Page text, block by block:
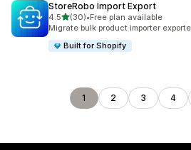
StoreRobo Import Export
4.5เต็ม 5 ดาว
(30)
ทั้งหมด 30 รีวิว
•Free plan available
Migrate bulk product importer
Built for Shopify
1 2 3 4